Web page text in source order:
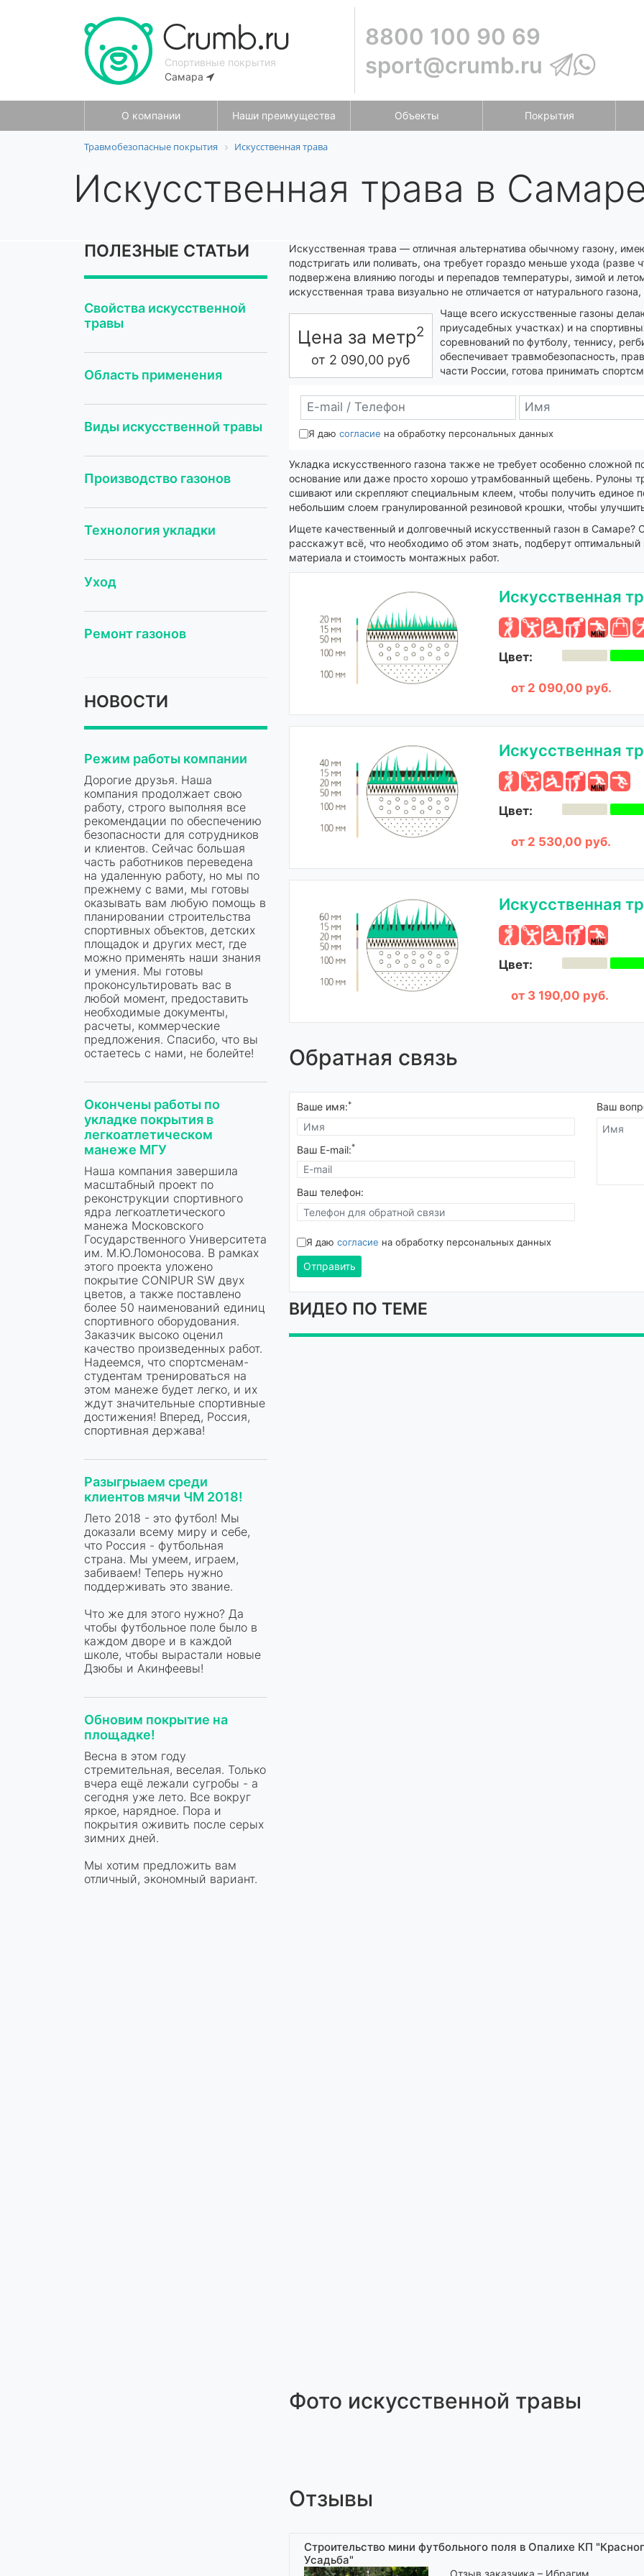
Спортивные покрытия
Самара
8800 100 90 69
sport@crumb.ru
О компании Наши преимущества Объекты Покрытия
Травмобезопасные покрытия Искусственная трава
Искусственная трава в
Искусственная трава — отличная альтернатива обычному газону,
подстригать или поливать, она требует гораздо меньше ухода (разве
подвержена влиянию погоды и перепадов температуры, зимой и
искусственная трава визуально не отличается от натурального
Цена за метр2
от 2 090,00 руб
Чаще всего искусственные газоны
приусадебных участках) и на
соревнований по футболу, теннису,
обеспечивает травмобезопасность,
части России, готова принимать
Я даю согласие на обработку персональных данных
Укладка искусственного газона также не требует особенно сложной
основание или даже просто хорошо утрамбованный щебень. Рулоны
сшивают или скрепляют специальным клеем, чтобы получить единое
небольшим слоем гранулированной резиновой крошки, чтобы
Ищете качественный и долговечный искусственный газон в
расскажут всё, что необходимо об этом знать, подберут
материала и стоимость монтажных работ.
Искусственная
Цвет:
от 2 090,00 руб.
Искусственная
Цвет:
от 2 530,00 руб.
Искусственная
Цвет:
от 3 190,00 руб.
Обратная связь
Ваше имя:*
Ваш E-mail:*
Ваш телефон:
Ваш
Я даю согласие на обработку персональных данных
Отправить
ВИДЕО ПО ТЕМЕ
Фото искусственной травы
Отзывы
Строительство мини футбольного поля в Опалихе КП
Усадьба"
ПОЛЕЗНЫЕ СТАТЬИ
Свойства искусственной
травы
Область применения
Виды искусственной травы
Производство газонов
Технология укладки
Уход
Ремонт газонов
НОВОСТИ
Режим работы компании
Дорогие друзья. Наша
компания продолжает свою
работу, строго выполняя все
рекомендации по обеспечению
безопасности для сотрудников
и клиентов. Сейчас большая
часть работников переведена
на удаленную работу, но мы по
прежнему с вами, мы готовы
оказывать вам любую помощь в
планировании строительства
спортивных объектов, детских
площадок и других мест, где
можно применять наши знания
и умения. Мы готовы
проконсультировать вас в
любой момент, предоставить
необходимые документы,
расчеты, коммерческие
предложения. Спасибо, что вы
остаетесь с нами, не болейте!
Окончены работы по
укладке покрытия в
легкоатлетическом
манеже МГУ
Наша компания завершила
масштабный проект по
реконструкции спортивного
ядра легкоатлетического
манежа Московского
Государственного Университета
им. М.Ю.Ломоносова. В рамках
этого проекта уложено
покрытие CONIPUR SW двух
цветов, а также поставлено
более 50 наименований единиц
спортивного оборудования.
Заказчик высоко оценил
качество произведенных работ.
Надеемся, что спортсменам-
студентам тренироваться на
этом манеже будет легко, и их
ждут значительные спортивные
достижения! Вперед, Россия,
спортивная держава!
Разыгрыаем среди
клиентов мячи ЧМ 2018!
Лето 2018 - это футбол! Мы
доказали всему миру и себе,
что Россия - футбольная
страна. Мы умеем, играем,
забиваем! Теперь нужно
поддерживать это звание.
Что же для этого нужно? Да
чтобы футбольное поле было в
каждом дворе и в каждой
школе, чтобы вырастали новые
Дзюбы и Акинфеевы!
Обновим покрытие на
площадке!
Весна в этом году
стремительная, веселая. Только
вчера ещё лежали сугробы - а
сегодня уже лето. Все вокруг
яркое, нарядное. Пора и
покрытия оживить после серых
зимних дней.
Мы хотим предложить вам
отличный, экономный вариант.